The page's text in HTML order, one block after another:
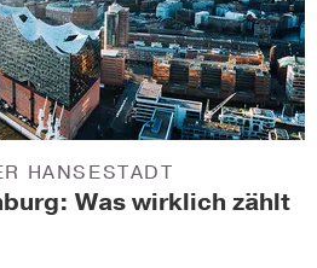
Was wirklich zählt
HANSESTADT